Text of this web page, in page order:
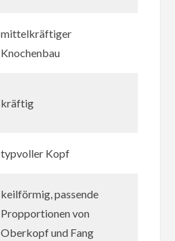
mittelkräftiger
Knochenbau
kräftig
typvoller Kopf
keilförmig, passende
Propportionen von
Oberkopf und Fang